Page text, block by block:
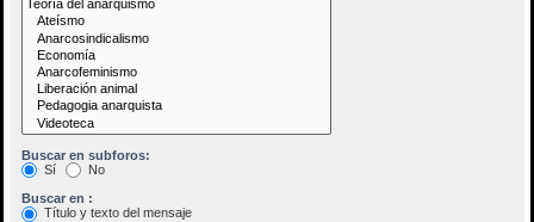
Buscar en subforos:
Sí
No
Buscar en :
Título y texto del mensaje